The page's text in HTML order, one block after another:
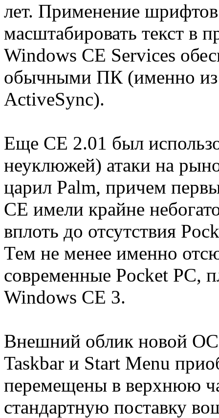
лет. Применение
масштабировать текст в
Windows CE Services
обычными ПК (именно
ActiveSync).
Еще CE 2.01 был
неуклюжей) атаки на
царил Palm, причем
CE имели крайне
вплоть до отсутствия
Тем не менее именно
современные Pocket PC,
Windows CE 3.
Внешний облик новой ОС
Taskbar и Start Menu
перемещены в верхнюю
стандартную поставку